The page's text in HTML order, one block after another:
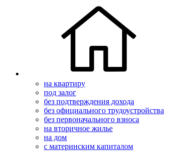
на квартиру
под залог
без подтверждения дохода
без официального трудоустройства
без первоначального взноса
на вторичное жилье
на дом
с материнским капиталом